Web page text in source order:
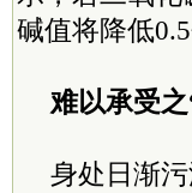
碱值将降低0.5
难以承受
身处日渐